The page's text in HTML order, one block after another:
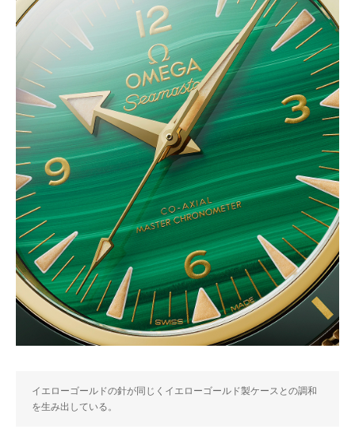
イエローゴールドの針が同じくイエローゴールド製ケースとの調和
を生み出している。